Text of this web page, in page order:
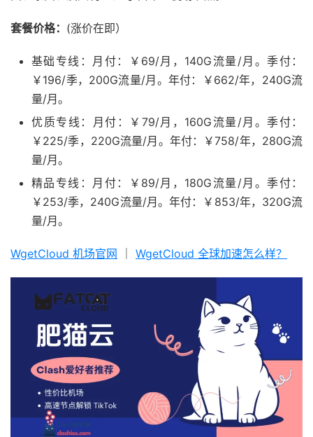
套餐价格： (涨价在即）
基础专线：月付：￥69/月，140G流量/月。季付：
￥196/季，200G流量/月。年付：￥662/年，240G流
量/月。
优质专线：月付：￥79/月，160G流量/月。季付：
￥225/季，220G流量/月。年付：￥758/年，280G流
量/月。
精品专线：月付：￥89/月，180G流量/月。季付：
￥253/季，240G流量/月。年付：￥853/年，320G流
量/月。
WgetCloud 机场官网 WgetCloud 全球加速怎么样？